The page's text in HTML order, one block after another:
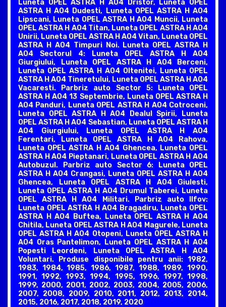
Luneta OPEL ASTRA H A04 Dristor, Luneta OPEL
ASTRA H A04 Dudesti, Luneta OPEL ASTRA H A04
Lipscani, Luneta OPEL ASTRA H A04 Muncii, Luneta
OPEL ASTRA H A04 Titan, Luneta OPEL ASTRA H A04
Unirii, Luneta OPEL ASTRA H A04 Vitan, Luneta OPEL
ASTRA H A04 Timpuri Noi. Luneta OPEL ASTRA H
A04 Sectorul 4: Luneta OPEL ASTRA H A04
Giurgiului, Luneta OPEL ASTRA H A04 Berceni,
Luneta OPEL ASTRA H A04 Oltenitei, Luneta OPEL
ASTRA H A04 Tineretului, Luneta OPEL ASTRA H A04
Vacaresti. Parbriz auto Sector 5: Luneta OPEL
ASTRA H A04 13 Septembrie, Luneta OPEL ASTRA H
A04 Panduri, Luneta OPEL ASTRA H A04 Cotroceni,
Luneta OPEL ASTRA H A04 Dealul Spirii, Luneta
OPEL ASTRA H A04 Sebastian, Luneta OPEL ASTRA H
A04 Giurgiului, Luneta OPEL ASTRA H A04
Ferentari, Luneta OPEL ASTRA H A04 Rahova,
Luneta OPEL ASTRA H A04 Ghencea, Luneta OPEL
ASTRA H A04 Pieptanari, Luneta OPEL ASTRA H A04
Autobuzul. Parbriz auto Sector 6: Luneta OPEL
ASTRA H A04 Crangasi, Luneta OPEL ASTRA H A04
Ghencea, Luneta OPEL ASTRA H A04 Giulesti,
Luneta OPEL ASTRA H A04 Drumul Taberei, Luneta
OPEL ASTRA H A04 Militari. Parbriz auto Ilfov:
Luneta OPEL ASTRA H A04 Bragadiru, Luneta OPEL
ASTRA H A04 Buftea, Luneta OPEL ASTRA H A04
Chitila, Luneta OPEL ASTRA H A04 Magurele, Luneta
OPEL ASTRA H A04 Otopeni, Luneta OPEL ASTRA H
A04 Oras Pantelimon, Luneta OPEL ASTRA H A04
Popesti Leordeni, Luneta OPEL ASTRA H A04
Voluntari. Produse disponibile pentru anii: 1982,
1983, 1984, 1985, 1986, 1987, 1988, 1989, 1990,
1991, 1992, 1993, 1994, 1995, 1996, 1997, 1998,
1999, 2000, 2001, 2002, 2003, 2004, 2005, 2006,
2007, 2008, 2009, 2010, 2011, 2012, 2013, 2014,
2015, 2016, 2017, 2018, 2019, 2020